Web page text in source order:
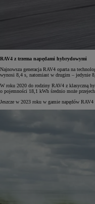
RAV4 z trzema napędami hybrydowymi
Najnowsza generacja RAV4 oparta na
wynosi 8,4 s, natomiast w drugim – jedynie
W roku 2020 do rodziny RAV4 z klasyczną
o pojemności 18,1 kWh średnio może
Jeszcze w 2023 roku w gamie napędów